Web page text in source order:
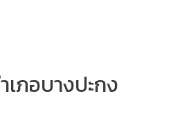
เภอบางปะกง